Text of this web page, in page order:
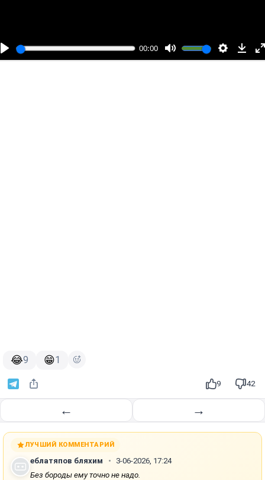
00:00
😂9 😁1
9 42
← →
ЛУЧШИЙ КОММЕНТАРИЙ
еблатяпов бляхим
3-06-2026, 17:24
Без бороды ему точно не надо.